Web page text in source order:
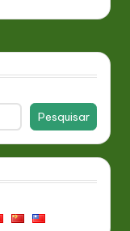
Pesquisar